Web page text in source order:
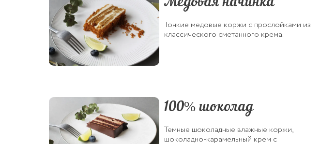
Тонкие медовые коржи с прослойками из
классического сметанного крема.
100% шоколад
Темные шоколадные влажные коржи,
шоколадно-карамельный крем с